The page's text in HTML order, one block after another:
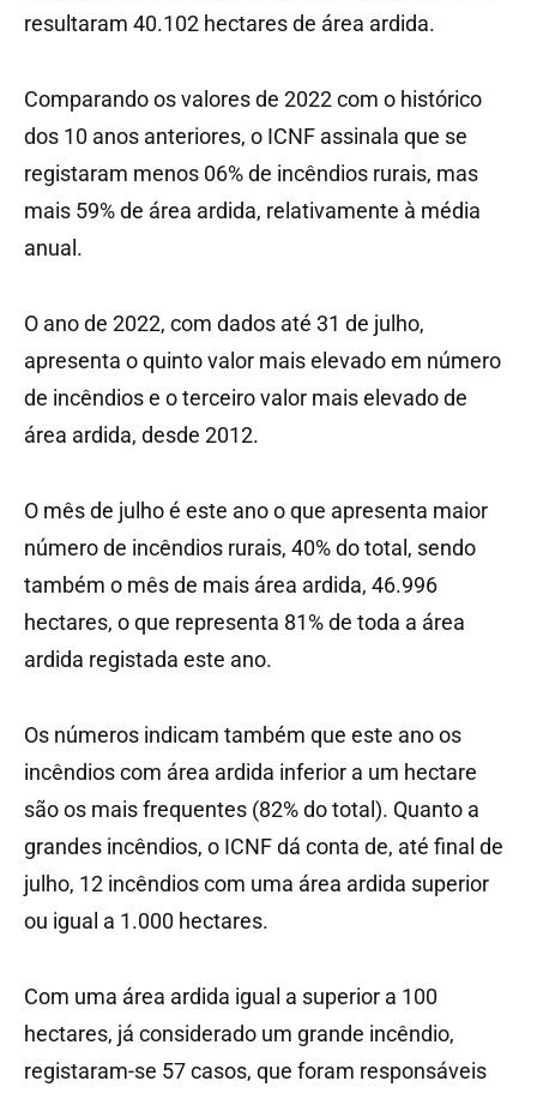
resultaram 40.102 hectares de área ardida.
Comparando os valores de 2022 com o histórico
dos 10 anos anteriores, o ICNF assinala que se
registaram menos 06% de incêndios rurais, mas
mais 59% de área ardida, relativamente à média
anual.
O ano de 2022, com dados até 31 de julho,
apresenta o quinto valor mais elevado em número
de incêndios e o terceiro valor mais elevado de
área ardida, desde 2012.
O mês de julho é este ano o que apresenta maior
número de incêndios rurais, 40% do total, sendo
também o mês de mais área ardida, 46.996
hectares, o que representa 81% de toda a área
ardida registada este ano.
Os números indicam também que este ano os
incêndios com área ardida inferior a um hectare
são os mais frequentes (82% do total). Quanto a
grandes incêndios, o ICNF dá conta de, até final de
julho, 12 incêndios com uma área ardida superior
ou igual a 1.000 hectares.
Com uma área ardida igual a superior a 100
hectares, já considerado um grande incêndio,
registaram-se 57 casos, que foram responsáveis